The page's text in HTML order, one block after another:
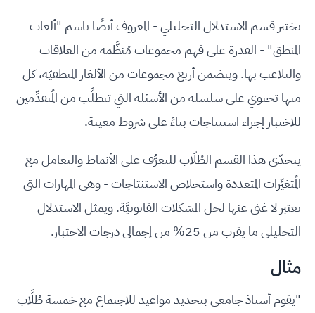
يختبر قسم الاستدلال التحليلي - المعروف أيضًا باسم "ألعاب
المنطق" - القدرة على فهم مجموعات مُنظَّمة من العلاقات
والتلاعب بها. ويتضمن أربع مجموعات من الألغاز المنطقيّة، كل
منها تحتوي على سلسلة من الأسئلة التي تتطلَّب من المُتقدِّمين
للاختبار إجراء استنتاجات بناءً على شروط معينة.
يتحدّى هذا القسم الطُلّاب للتعرُّف على الأنماط والتعامل مع
المُتغيِّرات المتعددة واستخلاص الاستنتاجات - وهي المهارات التي
تعتبر لا غنى عنها لحل المشكلات القانونيَّة. ويمثل الاستدلال
التحليلي ما يقرب من 25% من إجمالي درجات الاختبار.
مثال
"يقوم أستاذ جامعي بتحديد مواعيد للاجتماع مع خمسة طُلَّاب